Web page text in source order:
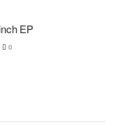
EP
0